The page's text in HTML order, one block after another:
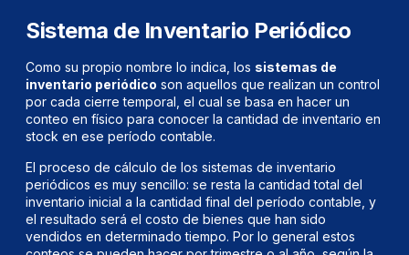
Sistema de Inventario Periódico
Como su propio nombre lo indica, los sistemas de
inventario periódico son aquellos que realizan un control
por cada cierre temporal, el cual se basa en hacer un
conteo en físico para conocer la cantidad de inventario en
stock en ese período contable.
El proceso de cálculo de los sistemas de inventario
periódicos es muy sencillo: se resta la cantidad total del
inventario inicial a la cantidad final del período contable, y
el resultado será el costo de bienes que han sido
vendidos en determinado tiempo. Por lo general estos